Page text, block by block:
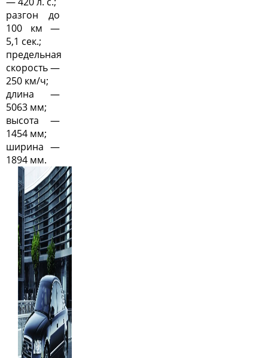
разгон до
100 км —
5,1 сек.;
предельная
скорость —
250 км/ч;
длина —
5063 мм;
высота —
1454 мм;
ширина —
1894 мм.